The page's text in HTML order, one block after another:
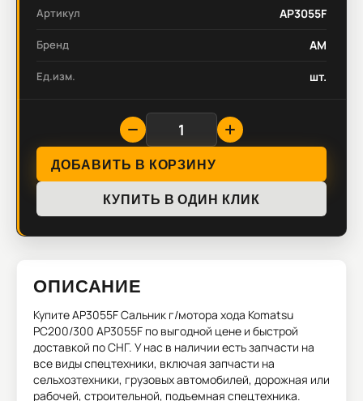
Артикул AP3055F
Бренд AM
Ед.изм. шт.
ДОБАВИТЬ В КОРЗИНУ
КУПИТЬ В ОДИН КЛИК
ОПИСАНИЕ
КупитеAP3055F Сальник г/мотора хода Komatsu
PC200/300 AP3055F по выгодной цене и быстрой
доставкой по СНГ. У нас в наличии есть запчасти на
все виды спецтехники, включая запчасти на
сельхозтехники, грузовых автомобилей, дорожная или
рабочей, строительной, подъемная спецтехника.